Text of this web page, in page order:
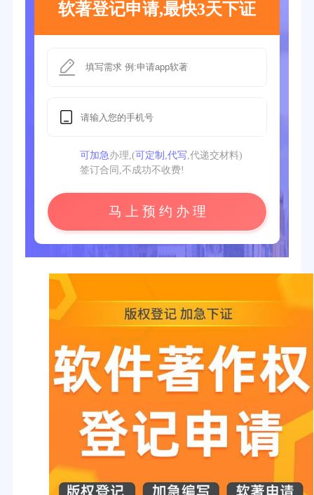
软著登记申请,最快3天下证
可加急办理,(可定制,代写 ,代递交材料)
签订合同,不成功不收费!
马 上 预 约 办 理